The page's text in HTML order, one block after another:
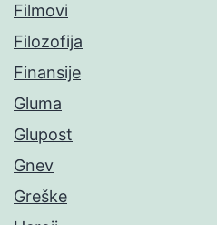
Filmovi
Filozofija
Finansije
Gluma
Glupost
Gnev
Greške